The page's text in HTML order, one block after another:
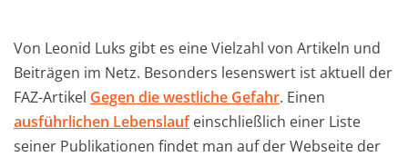
Von Leonid Luks gibt es eine Vielzahl von Artikeln und
Beiträgen im Netz. Besonders lesenswert ist aktuell der
FAZ-Artikel Gegen die westliche Gefahr. Einen
ausführlichen Lebenslaufeinschließlich einer Liste
seiner Publikationen findet man auf der Webseite der